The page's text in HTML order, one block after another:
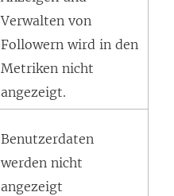
Verwalten von
Followern wird in den
Metriken nicht
angezeigt.
Benutzerdaten
werden nicht
angezeigt